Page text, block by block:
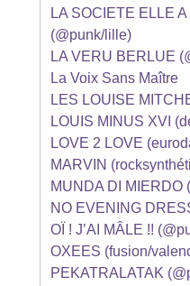
LA SOCIETE ELLE
(@punk/lille)
LA VERU BERLUE
La Voix Sans Maître
LES LOUISE
LOUIS MINUS XVI
LOVE 2 LOVE
MARVIN
MUNDA DI MIERDO
NO EVENING
OÏ ! J’AI MÂLE !!
OXEES (fusion/
PEKATRALATAK